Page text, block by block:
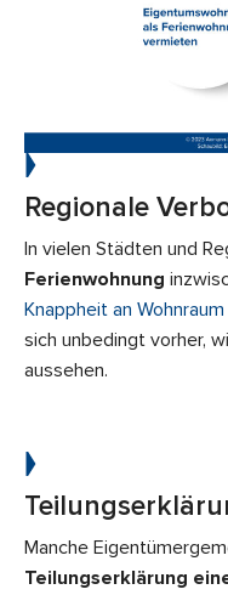
Regionale
In vielen Städten und
Ferienwohnung
Knappheit an Wohnraum
sich unbedingt vorher,
aussehen.
Manche
Teilungserklärung